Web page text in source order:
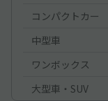
コンパクトカー
中型車
ワンボックス
大型車・SUV